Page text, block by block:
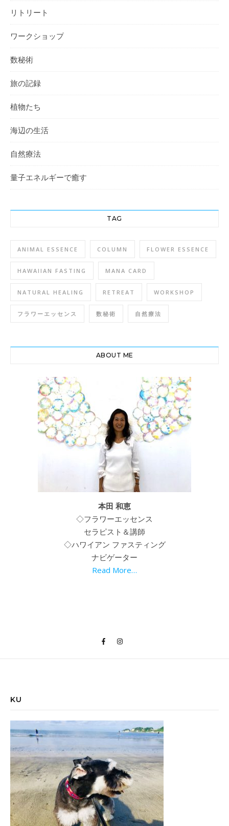
リトリート
ワークショップ
数秘術
旅の記録
植物たち
海辺の生活
自然療法
量子エネルギーで癒す
TAG
ANIMAL ESSENCE COLUMN FLOWER ESSENCE
HAWAIIAN FASTING MANA CARD
NATURAL HEALING RETREAT WORKSHOP
フラワーエッセンス 数秘術 自然療法
ABOUT ME
本田 和恵
◇フラワーエッセンス
セラピスト＆講師
◇ハワイアン ファスティング
ナビゲーター
Read More…
KU